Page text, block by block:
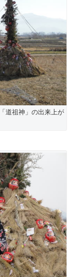
道祖神」の出来上が